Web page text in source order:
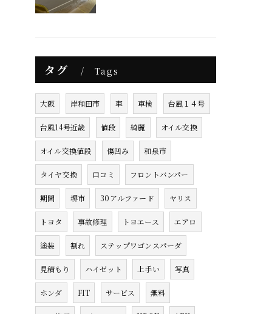
タグ Tags
大阪 岸和田市 車 車検 台風１４号
台風14号近畿 値段 綺麗 オイル交換
オイル交換値段 傷凹み 和泉市
タイヤ交換 口コミ フロントバンパー
期間 堺市 30アルファード ヤリス
トヨタ 事故修理 トヨエース エアロ
塗装 割れ ステップワゴンスパーダ
見積もり ハイゼット 上手い 写真
ホンダ FIT サービス 無料